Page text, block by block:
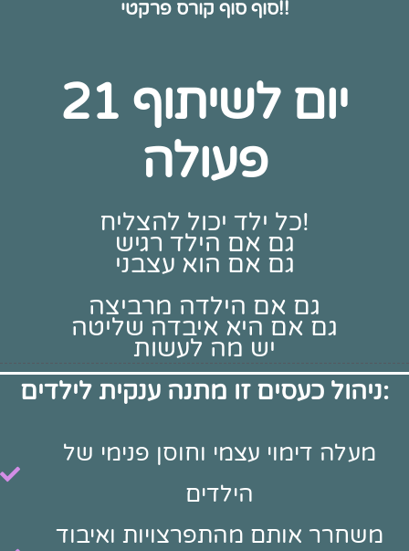
סוף סוף קורס פרקטי!!
21 יום לשיתוף
פעולה
כל ילד יכול להצליח!
גם אם הילד רגיש
גם אם הוא עצבני
גם אם הילדה מרביצה
גם אם היא איבדה שליטה
יש מה לעשות
ניהול כעסים זו מתנה ענקית לילדים:
מעלה דימוי עצמי וחוסן פנימי של
הילדים
משחרר אותם מהתפרצויות ואיבוד